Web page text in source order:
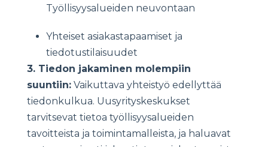
Työllisyysalueiden neuvontaan
Yhteiset asiakastapaamiset ja
tiedotustilaisuudet
3. Tiedon jakaminen molempiin
suuntiin:Vaikuttava yhteistyö edellyttää
tiedonkulkua. Uusyrityskeskukset
tarvitsevat tietoa työllisyysalueiden
tavoitteista ja toimintamalleista, ja haluavat